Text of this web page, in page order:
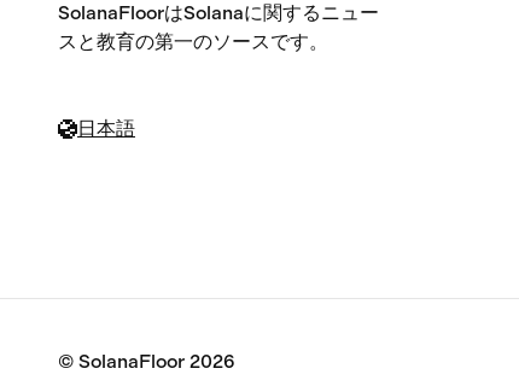
SolanaFloorはSolanaに関するニュー
スと教育の第一のソースです。
日本語
© SolanaFloor 2026